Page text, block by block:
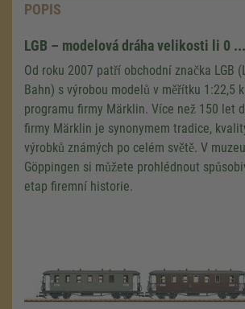
POPIS
LGB – modelová dráha velikosti li 0 ...
Od roku 2007 patří obchodní značka LGB
Bahn) s výrobou modelů v měřítku 1:22,5
programu firmy Märklin. Více než 150 let
firmy Märklin je synonymem tradice,
výrobků známých po celém světě. V
Göppingen si můžete prohlédnout
etap firemní historie.
We use a third party service to
content that may collect data